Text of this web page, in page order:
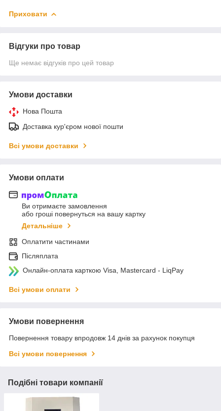
Приховати
Відгуки про товар
Ще немає відгуків про цей товар
Умови доставки
Нова Пошта
Доставка кур'єром нової пошти
Всі умови доставки
Умови оплати
Ви отримаєте замовлення
або гроші повернуться на вашу картку
Детальніше
Оплатити частинами
Післяплата
Онлайн-оплата карткою Visa, Mastercard - LiqPay
Всі умови оплати
Умови повернення
Повернення товару впродовж 14 днів за рахунок покупця
Всі умови повернення
Подібні товари компанії